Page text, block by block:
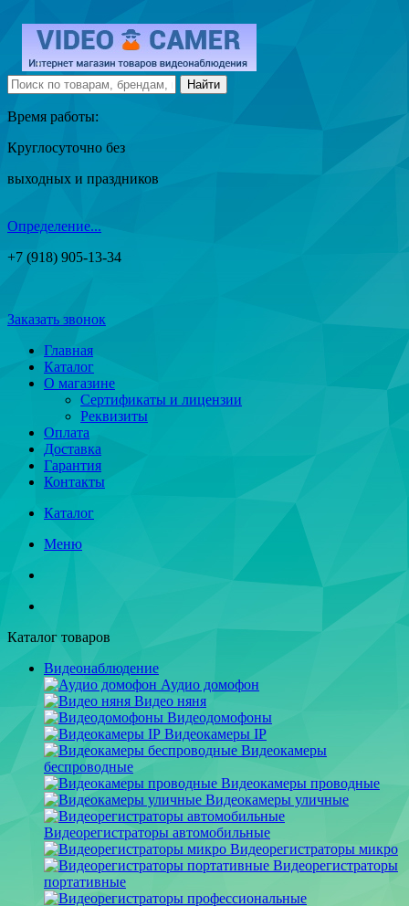
Время работы:
Круглосуточно без
выходных и праздников
Определение...
+7 (918) 905-13-34
Заказать звонок
Главная
Каталог
О магазине
Сертификаты и лицензии
Реквизиты
Оплата
Доставка
Гарантия
Контакты
Каталог
Меню
Каталог товаров
Видеонаблюдение
Аудио домофон
Видео няня
Видеодомофоны
Видеокамеры IP
Видеокамеры
беспроводные
Видеокамеры проводные
Видеокамеры уличные
Видеорегистраторы автомобильные
Видеорегистраторы микро
Видеорегистраторы
портативные